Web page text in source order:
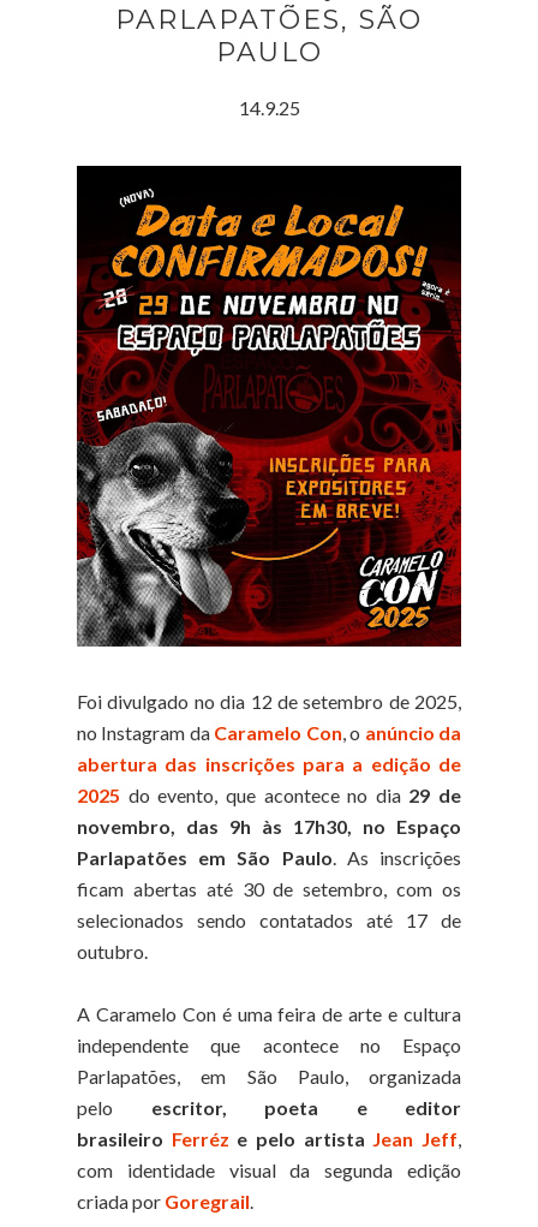
PARLAPATÕES, SÃO
PAULO
14.9.25
Foi divulgado no dia 12 de setembro de 2025,
no Instagram da Caramelo Con, o anúncio da
abertura das inscrições para a edição de
2025 do evento, que acontece no dia 29 de
novembro, das 9h às 17h30, no Espaço
Parlapatões em São Paulo. As inscrições
ficam abertas até 30 de setembro, com os
selecionados sendo contatados até 17 de
outubro.
A Caramelo Con é uma feira de arte e cultura
independente que acontece no Espaço
Parlapatões, em São Paulo, organizada
pelo escritor, poeta e editor
brasileiro Ferréz e pelo artista Jean Jeff,
com identidade visual da segunda edição
criada por Goregrail.